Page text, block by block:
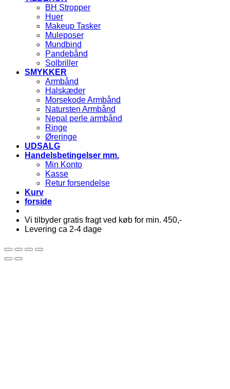
BH Stropper
Huer
Makeup Tasker
Muleposer
Mundbind
Pandebånd
Solbriller
SMYKKER
Armbånd
Halskæder
Morsekode Armbånd
Natursten Armbånd
Nepal perle armbånd
Ringe
Øreringe
UDSALG
Handelsbetingelser mm.
Min Konto
Kasse
Retur forsendelse
Kurv
forside
Vi tilbyder gratis fragt ved køb for min. 450,-
Levering ca 2-4 dage